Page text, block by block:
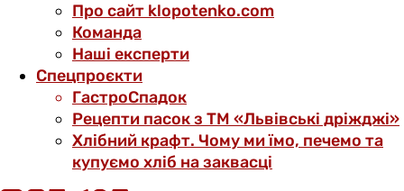
Про сайт klopotenko.com
Команда
Наші експерти
Спецпроєкти
ГастроСпадок
Рецепти пасок з ТМ «Львівські дріжджі»
Хлібний крафт. Чому ми їмо, печемо та
купуємо хліб на заквасці